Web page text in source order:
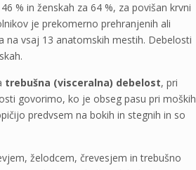
% in ženskah za 64 %, za povišan krvni
je prekomerno prehranjenih ali
na vsaj 13 anatomskih mestih. Debelosti
trebušna (visceralna) debelost, pri
govorimo, ko je obseg pasu pri moških
predvsem na bokih in stegnih in so
želodcem, črevesjem in trebušno